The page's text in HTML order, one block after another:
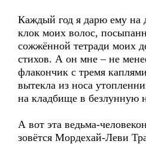
Каждый год я дарю ему на
клок моих волос,
сожжённой тетради моих
стихов. А он мне – не
флакончик с тремя
вытекла из носа
на кладбище в безлунную
А вот эта ведьма-
зовётся Мордехай-Леви